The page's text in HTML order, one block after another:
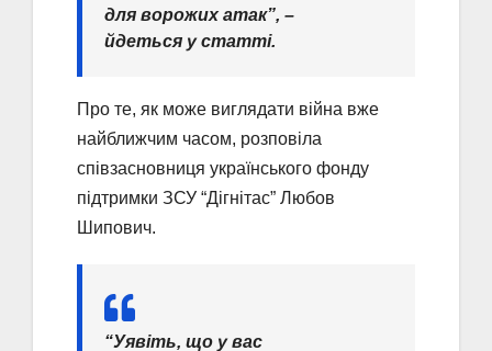
для ворожих атак”, –
йдеться у статті.
Про те, як може виглядати війна вже
найближчим часом, розповіла
співзасновниця українського фонду
підтримки ЗСУ “Дігнітас” Любов
Шипович.
“Уявіть, що у вас